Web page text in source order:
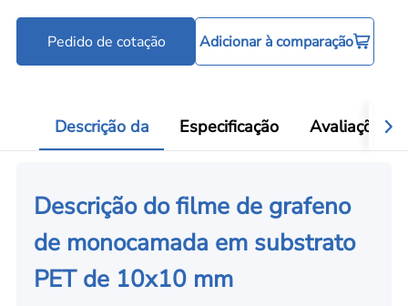
Pedido de cotação Adicionar à comparação
Descrição da Especificação Avaliações
Descrição do filme de grafeno
de monocamada em substrato
PET de 10x10 mm